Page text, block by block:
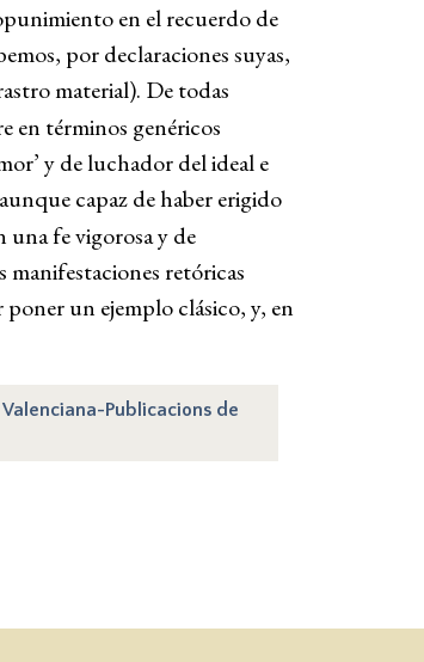
en el recuerdo de
por declaraciones suyas,
material). De todas
en términos genéricos
y de luchador del ideal e
capaz de haber erigido
una fe vigorosa y de
manifestaciones retóricas
poner un ejemplo clásico, y, en
Publicacions de